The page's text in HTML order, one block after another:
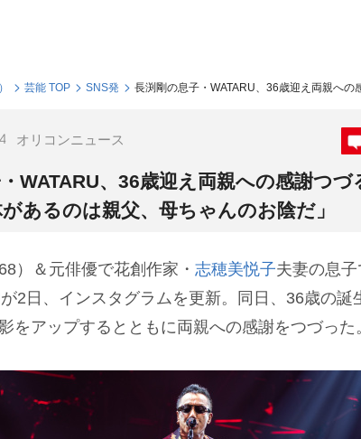
芸能 TOP SNS発 長渕剛の息子・WATARU、36歳迎え両親への
オリコンニュース
WATARU、36歳迎え両親への感謝つづ
あるのは親父、母ちゃんのお陰だ」
68）＆元俳優で花創作家・ 志穂美悦子夫妻の息
が2日、インスタグラムを更新。同日、36歳の誕
をアップするとともに両親への感謝をつづった